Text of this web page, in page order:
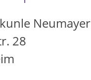
Neumayer
28